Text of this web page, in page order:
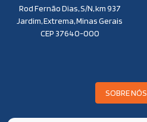
Rod Fernão Dias, S/N, km 937
Jardim, Extrema, Minas Gerais
CEP 37640-000
SOBRE NÓS